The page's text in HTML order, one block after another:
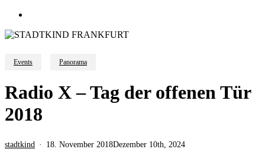
Events Panorama
Radio X – Tag der offenen Tür
2018
stadtkind 18. November 2018Dezember 10th, 2024